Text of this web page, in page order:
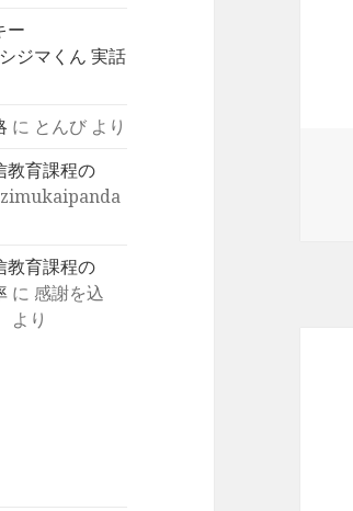
ー
ジマくん 実話
に とんび より
教育課程の
教育課程の
に 感謝を込
より